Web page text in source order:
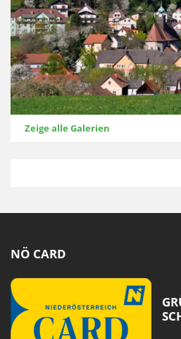
Zeige alle Galerien
NÖ CARD